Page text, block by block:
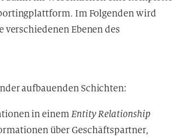
Im Folgenden wird
Ebenen des
aufbauenden Schichten:
in einemEntity Relationship
über Geschäftspartner,